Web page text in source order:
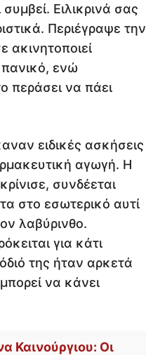
συμβεί. Ειλικρινά σας
Περιέγραψε την
ακινητοποιεί
πανικό, ενώ
περάσει να πάει
ειδικές ασκήσεις
αγωγή. Η
συνδέεται
στο εσωτερικό αυτί
λαβύρινθο.
για κάτι
της ήταν αρκετά
να κάνει
Καινούργιου: Οι